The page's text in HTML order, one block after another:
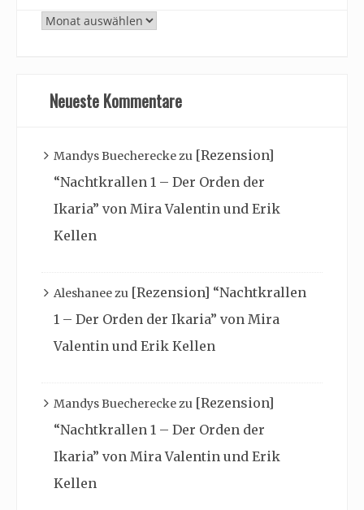
Archiv
Neueste Kommentare
Mandys Buechereckezu [Rezension]
“Nachtkrallen 1 – Der Orden der
Ikaria” von Mira Valentin und Erik
Kellen
Aleshaneezu [Rezension] “Nachtkrallen
1 – Der Orden der Ikaria” von Mira
Valentin und Erik Kellen
Mandys Buechereckezu [Rezension]
“Nachtkrallen 1 – Der Orden der
Ikaria” von Mira Valentin und Erik
Kellen